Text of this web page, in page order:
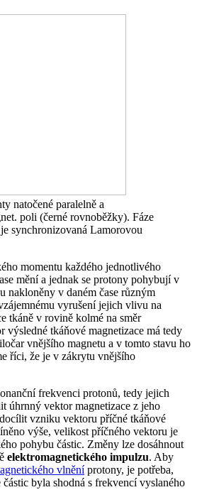
natočené paralelně a
poli (černé rovnoběžky). Fáze
synchronizovaná Lamorovou
momentu každého jednotlivého
mění a jednak se protony pohybují v
nakloněny v daném čase různým
vyrušení jejich vlivu na
tkáně v rovině kolmé na směr
výsledné tkáňové magnetizace má tedy
vnějšího magnetu a v tomto stavu ho
říci, že je v zákrytu vnějšího
frekvenci protonů, tedy jejich
úhrnný vektor magnetizace z jeho
vzniku vektoru příčné tkáňové
výše, velikost příčného vektoru je
pohybu částic. Změny lze dosáhnout
elektromagnetického impulzu. Aby
vlněníprotony, je potřeba,
byla shodná s frekvencí vyslaného